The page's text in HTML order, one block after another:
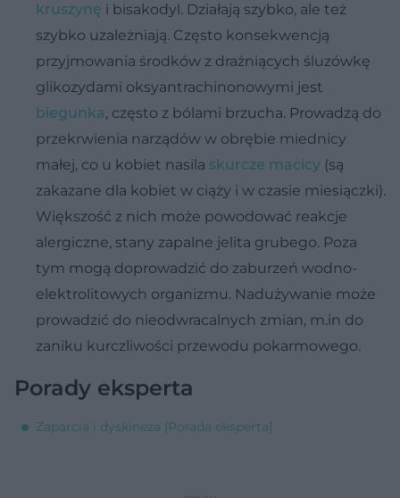
kruszynę i bisakodyl. Działają szybko, ale też
szybko uzależniają. Często konsekwencją
przyjmowania środków z drażniących śluzówkę
glikozydami oksyantrachinonowymi jest
biegunka, często z bólami brzucha. Prowadzą do
przekrwienia narządów w obrębie miednicy
małej, co u kobiet nasila skurcze macicy (są
zakazane dla kobiet w ciąży i w czasie miesiączki).
Większość z nich może powodować reakcje
alergiczne, stany zapalne jelita grubego. Poza
tym mogą doprowadzić do zaburzeń wodno-
elektrolitowych organizmu. Nadużywanie może
prowadzić do nieodwracalnych zmian, m.in do
zaniku kurczliwości przewodu pokarmowego.
Porady eksperta
Zaparcia i dyskineza [Porada eksperta]